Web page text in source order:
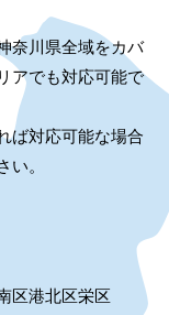
奈川県全域をカバ
アでも対応可能で
ば対応可能な場合
い。
区港北区栄区